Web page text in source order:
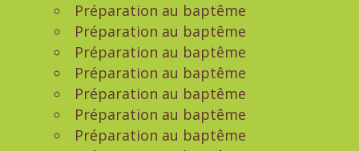
Préparation au baptême
Préparation au baptême
Préparation au baptême
Préparation au baptême
Préparation au baptême
Préparation au baptême
Préparation au baptême